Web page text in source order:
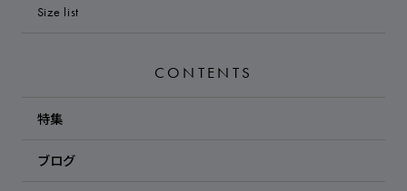
Size list
CONTENTS
特集
ブログ